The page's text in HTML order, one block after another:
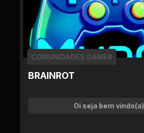
BRAINROT
COMUNIDADES GAMER
Oi seja bem vindo(a)